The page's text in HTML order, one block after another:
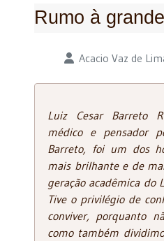
Rumo à
Detalhes Acacio Vaz de
Luiz Cesar Barreto
médico e pensador
Barreto, foi um dos
mais brilhante e de
geração acadêmica do
Tive o privilégio de
conviver, porquanto
como também